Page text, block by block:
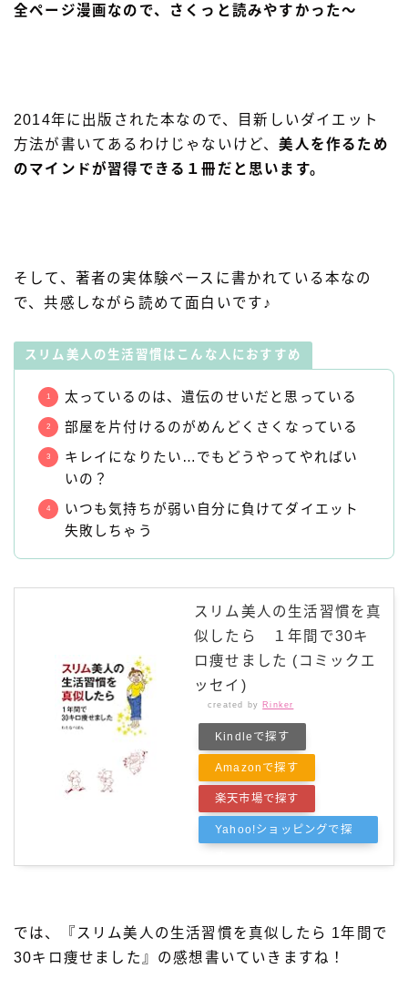
全ページ漫画なので、さくっと読みやすかった〜
2014年に出版された本なので、目新しいダイエット
方法が書いてあるわけじゃないけど、美人を作るため
のマインドが習得できる１冊だと思います。
そして、著者の実体験ベースに書かれている本なの
で、共感しながら読めて面白いです♪
スリム美人の生活習慣はこんな人におすすめ
太っているのは、遺伝のせいだと思っている
部屋を片付けるのがめんどくさくなっている
キレイになりたい…でもどうやってやればい
いの？
いつも気持ちが弱い自分に負けてダイエット
失敗しちゃう
スリム美人の生活習慣を真
似したら １年間で30キ
ロ痩せました (コミックエ
ッセイ)
created by Rinker
Kindleで探す
Amazonで探す
楽天市場で探す
Yahoo!ショッピングで探
では、『スリム美人の生活習慣を真似したら 1年間で
30キロ痩せました』の感想書いていきますね！